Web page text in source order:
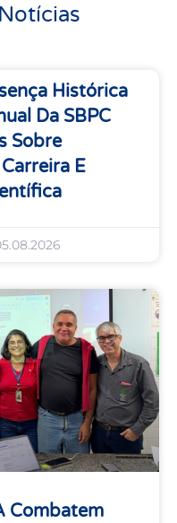
Histórica
Da SBPC
Sobre
E
Combatem